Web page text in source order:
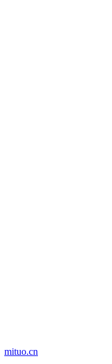
mituo.cn